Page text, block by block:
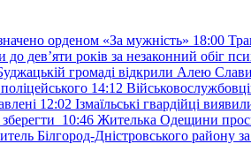
орденом «За мужність» 18:00
дев’яти років за незаконний обіг
громаді відкрили Алею
14:12
12:02 Ізмаїльські гвардійці
10:46 Жителька Одещини
Білгород-Дністровського району